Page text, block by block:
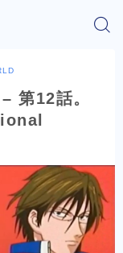
第12話。